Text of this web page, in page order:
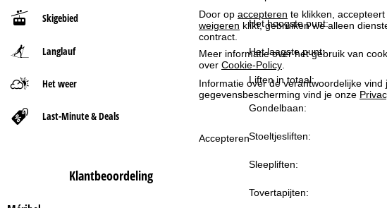
Door op accepteren te klikken,
weigeren klikt, gebruiken we alleen
contract.
Meer informatie over het gebruik van
over Cookie-Policy.
Informatie over de verantwoordelijke vind
gegevensbescherming vind je onze
Accepteren
Skigebied
Langlauf
Het weer
Last-Minute & Deals
Klantbeoordeling
t
p
a
g
i
n
a
Het hoogste punt:
Het laagste punt:
Liften in totaal:
Gondelbaan:
Stoeltjesliften:
Sleepliften:
Tovertapijten: